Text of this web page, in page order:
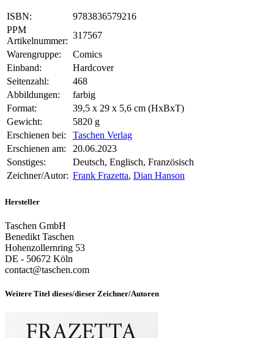
ISBN:
9783836579216
PPM
Artikelnummer:
317567
Warengruppe:
Comics
Einband:
Hardcover
Seitenzahl:
468
Abbildungen:
farbig
Format:
39,5 x 29 x 5,6 cm (HxBxT)
Gewicht:
5820 g
Erschienen bei:
Taschen Verlag
Erschienen am:
20.06.2023
Sonstiges:
Deutsch, Englisch, Französisch
Zeichner/Autor: Frank Frazetta, Dian Hanson
Hersteller
Taschen GmbH
Benedikt Taschen
Hohenzollernring 53
DE - 50672 Köln
contact@taschen.com
Weitere Titel dieses/dieser Zeichner/Autoren